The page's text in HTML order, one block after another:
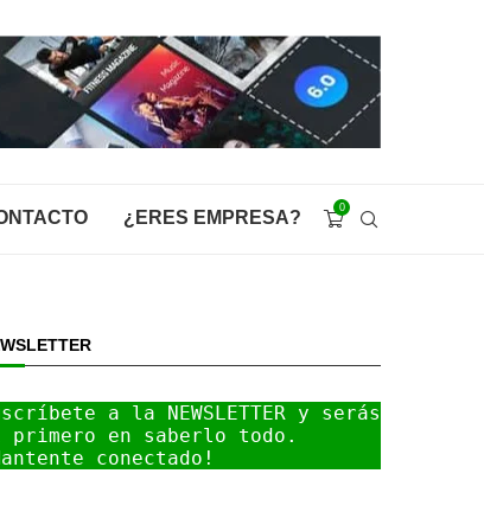
¿ERES EMPRESA? 0
a la NEWSLETTER y serás
primero en saberlo todo.
conectado!